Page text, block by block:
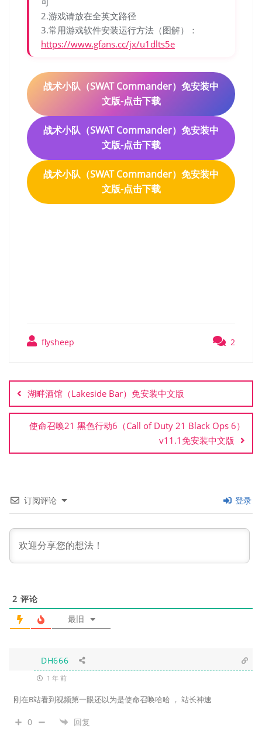
2.游戏请放在全英文路径
3.常用游戏软件安装运行方法（图解）：
https://www.gfans.cc/jx/u1dlts5e
战术小队（SWAT Commander）免安装中
文版-点击下载
战术小队（SWAT Commander）免安装中
文版-点击下载
战术小队（SWAT Commander）免安装中
文版-点击下载
flysheep 2
章
导
航
湖畔酒馆（Lakeside Bar）免安装中文版
使命召唤21 黑色行动6（Call of Duty 21 Black Ops 6）
v11.1免安装中文版
订阅评论 登录
2 评论
最旧
DH666
1 年 前
刚在B站看到视频第一眼还以为是使命召唤哈哈 ， 站长神速
0 回复